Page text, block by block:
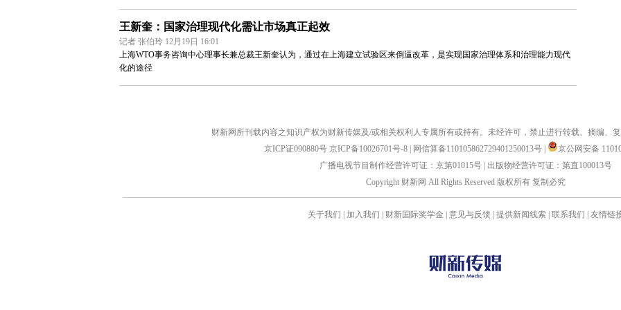
王新奎：国家治理现代化需让市场真正起效
记者 张伯玲 12月19日 16:01
上海WTO事务咨询中心理事长兼总裁王新奎认为，通过在上海建立试验区来倒逼改革，是实现国家治理体系和治理能力现代
化的途径
第
财新网所刊载内容之知识产权为财新传媒及/或相关权利人专属所有或持有。未经许可，禁止进行转载、摘编、复
京ICP证090880号 京ICP备10026701号-8 网信算备110105862729401250013号
京公网安备
广播电视节目制作经营许可证：京第01015号 出版物经营许可证：第直100013号
Copyright 财新网 All Rights Reserved 版权所有 复制必究
关于我们 加入我们 财新国际奖学金 意见与反馈 提供新闻线索 联系我们 友情链